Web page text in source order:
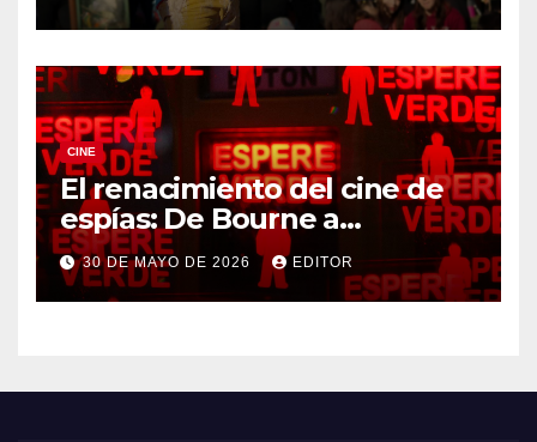
CINE
El renacimiento del cine de
espías: De Bourne a
Treadstone
30 DE MAYO DE 2026 EDITOR